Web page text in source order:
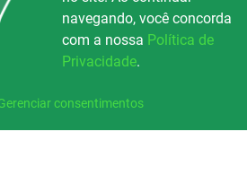
2022.LA+.
direitos reservados.
navegando, você concorda
com a nossa Política de
Privacidade.
consentimentos